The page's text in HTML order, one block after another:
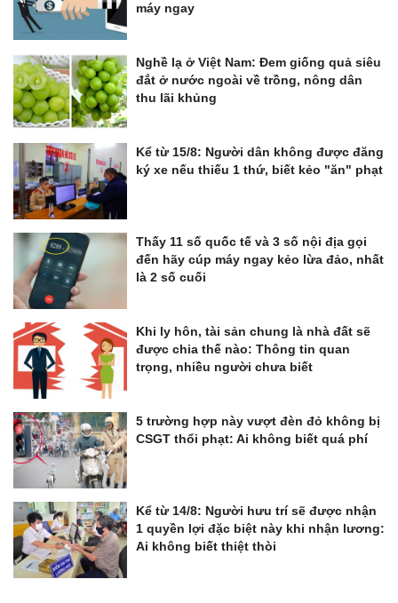
máy ngay
Nghề lạ ở Việt Nam: Đem giống quả siêu
đắt ở nước ngoài về trồng, nông dân
thu lãi khủng
Kể từ 15/8: Người dân không được đăng
ký xe nếu thiếu 1 thứ, biết kẻo "ăn" phạt
Thấy 11 số quốc tế và 3 số nội địa gọi
đến hãy cúp máy ngay kẻo lừa đảo, nhất
là 2 số cuối
Khi ly hôn, tài sản chung là nhà đất sẽ
được chia thế nào: Thông tin quan
trọng, nhiều người chưa biết
5 trường hợp này vượt đèn đỏ không bị
CSGT thổi phạt: Ai không biết quá phí
Kể từ 14/8: Người hưu trí sẽ được nhận
1 quyền lợi đặc biệt này khi nhận lương:
Ai không biết thiệt thòi